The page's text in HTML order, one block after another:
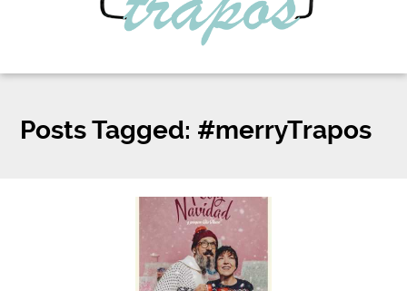
Posts Tagged: #merryTrapos